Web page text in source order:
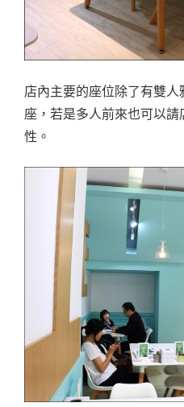
店內主要的座位除了有雙
座，若是多人前來也可以
性。